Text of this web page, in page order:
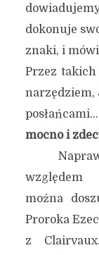
dokonuje
znaki, i
Przez
narzędziem,
mocno i
względem
można
Proroka
z